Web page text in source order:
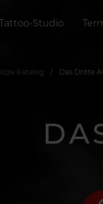
Studio
Katalog Das Dritte